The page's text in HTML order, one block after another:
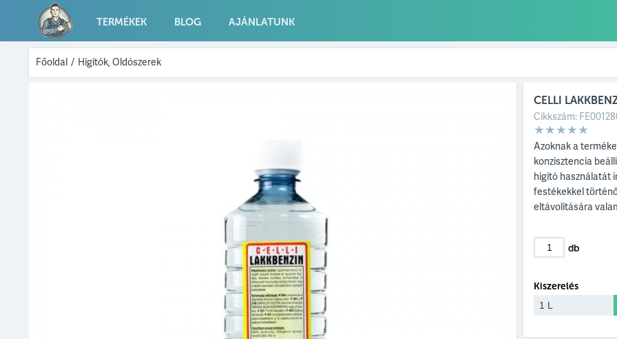
TERMÉKEK BLOG AJÁNLATUNK
Főoldal / Hígítók, Oldószerek
CELLI
Cikkszám:
Azoknak a
konzisztencia
hígító használatát
festékekkel
eltávolítására
db
Kiszerelés